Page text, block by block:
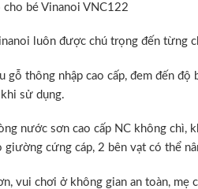
cho bé Vinanoi VNC122
luôn được chú trọng đến từng
gỗ thông nhập cao cấp, đem đến
sử dụng.
nước sơn cao cấp NC không chì,
giường cứng cáp, 2 bên vạt có thể
vui chơi ở không gian an toàn, mẹ